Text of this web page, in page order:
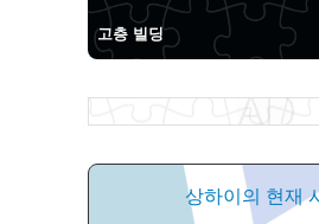
고층 빌딩
상하이의 현재